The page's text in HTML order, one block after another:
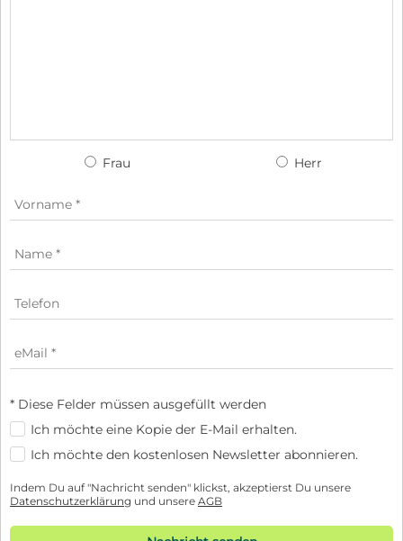
Frau Herr
* Diese Felder müssen ausgefüllt werden
Ich möchte eine Kopie der E-Mail erhalten.
Ich möchte den kostenlosen Newsletter abonnieren.
Indem Du auf "Nachricht senden" klickst, akzeptierst Du unsere
Datenschutzerklärung und unsere AGB